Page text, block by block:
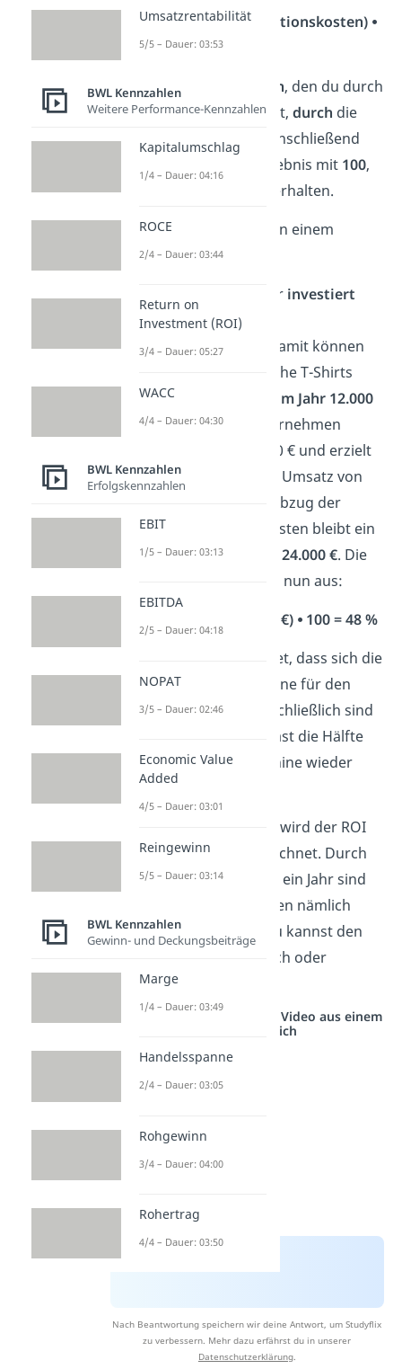
ROI = (Gewinn ÷ Investitionskosten) ⦁
Du teilst also den
Gewinn, den du durch
die Investition erzielt hast, durch die
Kosten
der Investition. Anschließend
multiplizierst du das Ergebnis mit 100,
um den
zu erhalten.
➡️ Schauen wir uns das an einem
Beispiel an:
Ein Bekleidungshersteller investiert
50.000 €in eine neue
Produktionsmaschine. Damit können
monatlich 1.000 zusätzliche T-Shirts
produziert werden, was
im Jahr 12.000
T-Shirts ergibt. Das Unternehmen
verkauft sie für jeweils 10 € und erzielt
somit einen zusätzlichen Umsatz von
120.000 € im Jahr. Nach Abzug der
Material- und Betriebskosten bleibt ein
zusätzlicherGewinn von 24.000 €. Die
ROI-Berechnung sieht so nun aus:
ROI = (24.000 € ÷ 50.000 €) ⦁ 100 = 48 %
Ein ROI von 48 % bedeutet, dass sich die
Investition
in die Maschine für den
Herstellergelohnt
hat. Schließlich sind
nach einem Jahr schon fast die Hälfte
der Kosten für die Maschine wieder
beglichen.
Meistens wird der ROI
jährlicher Basis
berechnet. Durch
die Standardisierung auf ein Jahr sind
verschiedene Investitionen nämlich
leichter vergleichbar
. Du kannst den
ROI aber auch halbjährlich oder
monatlich berechnen.
Studyflix vernetzt: Hier ein Video aus einem
anderen Bereich
Nach Beantwortung speichern wir deine Antwort, um Studyflix
zu verbessern. Mehr dazu erfährst du in unserer
Datenschutzerklärung.
Umsatzrentabilität
5/5 – Dauer: 03:53
BWL Kennzahlen
Weitere Performance-Kennzahlen
Kapitalumschlag
1/4 – Dauer: 04:16
ROCE
2/4 – Dauer: 03:44
Return on
Investment (ROI)
3/4 – Dauer: 05:27
WACC
4/4 – Dauer: 04:30
BWL Kennzahlen
Erfolgskennzahlen
EBIT
1/5 – Dauer: 03:13
EBITDA
2/5 – Dauer: 04:18
NOPAT
3/5 – Dauer: 02:46
Economic Value
Added
4/5 – Dauer: 03:01
Reingewinn
5/5 – Dauer: 03:14
BWL Kennzahlen
Gewinn- und Deckungsbeiträge
Marge
1/4 – Dauer: 03:49
Handelsspanne
2/4 – Dauer: 03:05
Rohgewinn
3/4 – Dauer: 04:00
Rohertrag
4/4 – Dauer: 03:50